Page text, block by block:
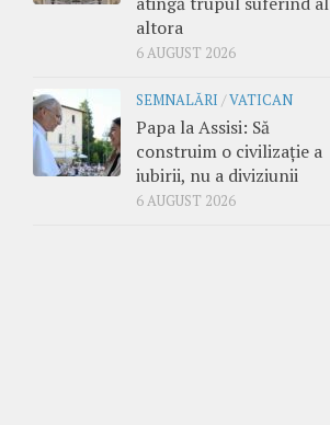
altora
6 AUGUST 2026
SEMNALĂRI /VATICAN
Papa la Assisi: Să
construim o civilizație a
iubirii, nu a diviziunii
6 AUGUST 2026